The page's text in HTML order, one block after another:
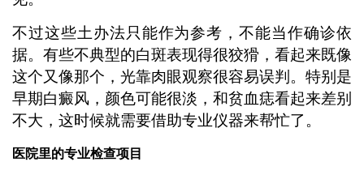
不过这些土办法只能作为参考，不能当作确诊依
据。有些不典型的白斑表现得很狡猾，看起来既像
这个又像那个，光靠肉眼观察很容易误判。特别是
早期白癜风，颜色可能很淡，和贫血痣看起来差别
不大，这时候就需要借助专业仪器来帮忙了。
医院里的专业检查项目